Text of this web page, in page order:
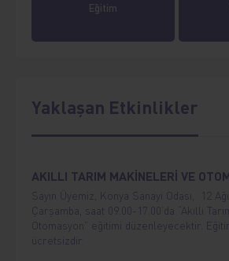
Eğitim
Yaklaşan Etkinlikler
AKILLI TARIM MAKİNELERİ VE
Sayın Üyemiz, Konya Sanayi Odası, 12
Çarşamba, saat 09.00-17.00’da “Akıllı
Otomasyon” eğitimi düzenleyecektir.
ücretsizdir.